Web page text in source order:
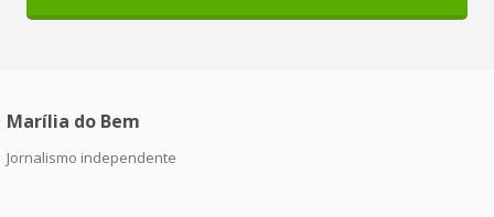
Marília do Bem
Jornalismo independente